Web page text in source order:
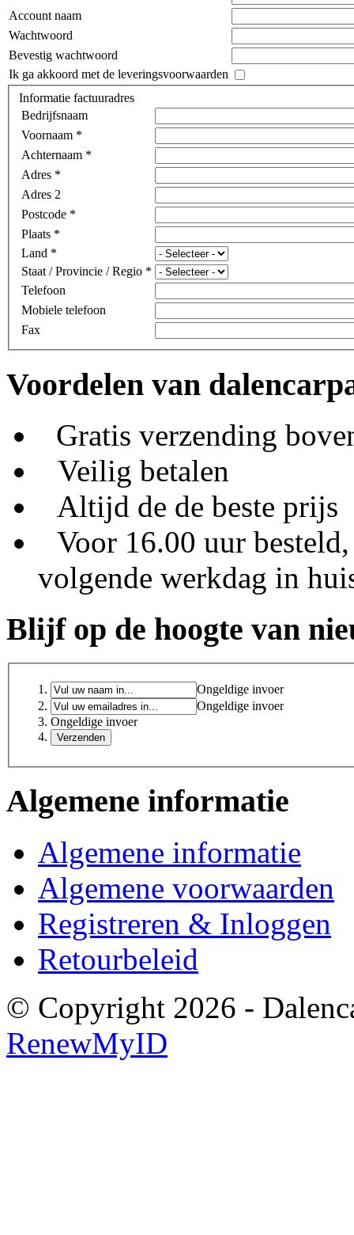
Account naam
Wachtwoord
Bevestig wachtwoord
Ik ga akkoord met de leveringsvoorwaarden
Informatie factuuradres
Bedrijfsnaam
Voornaam *
Achternaam *
Adres *
Adres 2
Postcode *
Plaats *
Land *
Staat / Provincie / Regio *
Telefoon
Mobiele telefoon
Fax
Voordelen van
Gratis verzending
Veilig betalen
Altijd de de beste prijs
Voor 16.00 uur besteld,
volgende werkdag in
Blijf op de hoogte van
Ongeldige invoer
Ongeldige invoer
Ongeldige invoer
Algemene informatie
Algemene informatie
Algemene voorwaarden
Registreren & Inloggen
Retourbeleid
© Copyright 2026 -
RenewMyID